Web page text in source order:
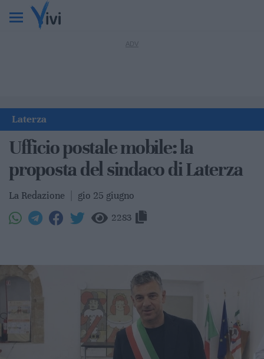
Laterza
Ufficio postale mobile: la
proposta del sindaco di Laterza
La Redazione gio 25 giugno
2283